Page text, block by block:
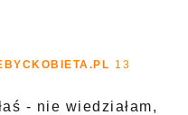
13
- nie wiedziałam,